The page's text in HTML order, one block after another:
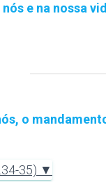
e na nossa
o
35) ▼